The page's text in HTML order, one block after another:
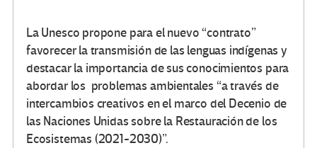
La Unesco propone para el nuevo “contrato”
favorecer la transmisión de las lenguas indígenas y
destacar la importancia de sus conocimientos para
abordar los problemas ambientales “a través de
intercambios creativos en el marco del Decenio de
las Naciones Unidas sobre la Restauración de los
Ecosistemas (2021-2030)”.